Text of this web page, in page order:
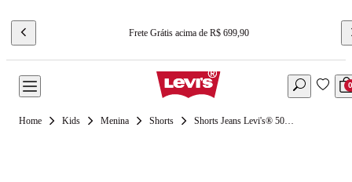
Frete Grátis acima de R$ 699,90
0
Kids Menina Shorts Shorts Jeans Levi's® 501 Original Infanil - Lavagem Média